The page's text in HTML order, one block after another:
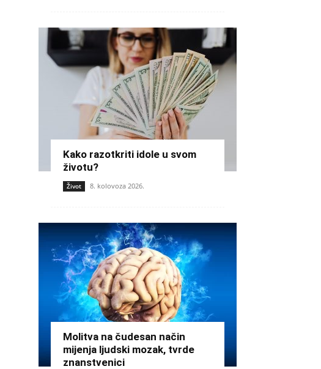
Kako razotkriti idole u svom
životu?
Život 8. kolovoza 2026.
Molitva na čudesan način
mijenja ljudski mozak, tvrde
znanstvenici